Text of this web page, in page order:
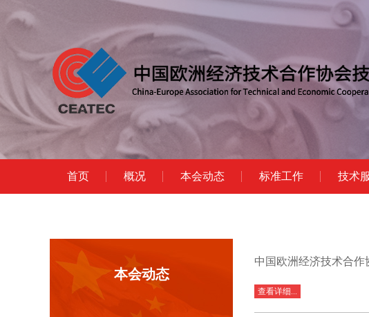
首页 概况 本会动态 标准工作 技术
中国欧洲经济技术合
查看详细...
本会动态